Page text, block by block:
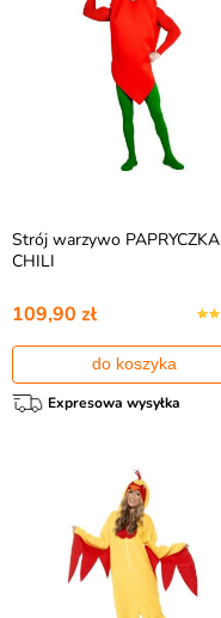
Strój warzywo PAPRYCZKA
CHILI
109,90 zł
do koszyka
Expresowa wysyłka